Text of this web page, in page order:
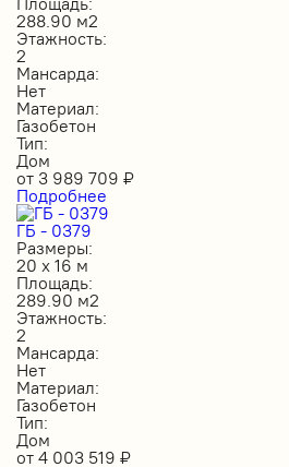
288.90 м2
Этажность:
2
Мансарда:
Нет
Материал:
Газобетон
Тип:
Дом
от 3 989 709 ₽
Подробнее
ГБ - 0379
Размеры:
20 х 16 м
Площадь:
289.90 м2
Этажность:
2
Мансарда:
Нет
Материал:
Газобетон
Тип:
Дом
от 4 003 519 ₽